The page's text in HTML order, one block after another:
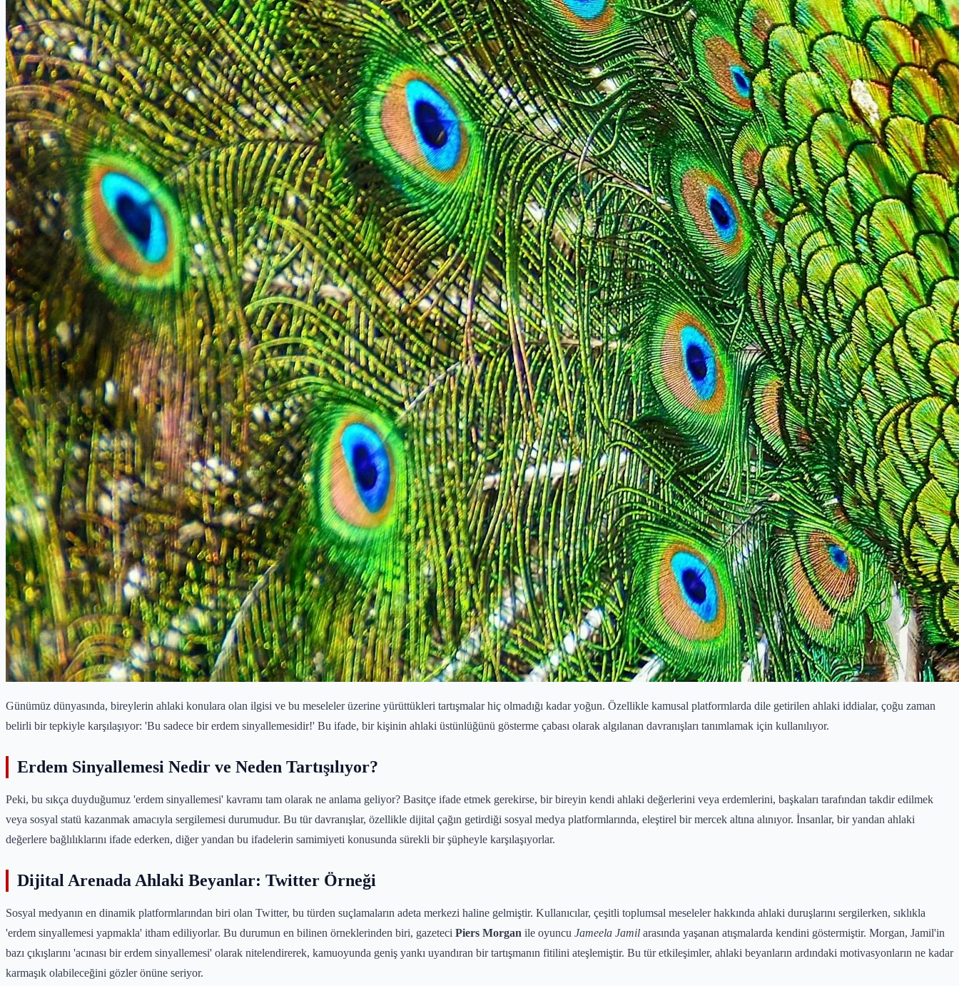
Günümüz dünyasında, bireylerin ahlaki konulara olan ilgisi ve bu meseleler üzerine yürüttükleri tartışmalar hiç olmadığı kadar yoğun. Özellikle kamusal platformlarda dile getirilen ahlaki iddialar, çoğu zaman
belirli bir tepkiyle karşılaşıyor: 'Bu sadece bir erdem sinyallemesidir!' Bu ifade, bir kişinin ahlaki üstünlüğünü gösterme çabası olarak algılanan davranışları tanımlamak için kullanılıyor.
Erdem Sinyallemesi Nedir ve Neden Tartışılıyor?
Peki, bu sıkça duyduğumuz 'erdem sinyallemesi' kavramı tam olarak ne anlama geliyor? Basitçe ifade etmek gerekirse, bir bireyin kendi ahlaki değerlerini veya erdemlerini, başkaları tarafından takdir edilmek
veya sosyal statü kazanmak amacıyla sergilemesi durumudur. Bu tür davranışlar, özellikle dijital çağın getirdiği sosyal medya platformlarında, eleştirel bir mercek altına alınıyor. İnsanlar, bir yandan ahlaki
değerlere bağlılıklarını ifade ederken, diğer yandan bu ifadelerin samimiyeti konusunda sürekli bir şüpheyle karşılaşıyorlar.
Dijital Arenada Ahlaki Beyanlar: Twitter Örneği
Sosyal medyanın en dinamik platformlarından biri olan Twitter, bu türden suçlamaların adeta merkezi haline gelmiştir. Kullanıcılar, çeşitli toplumsal meseleler hakkında ahlaki duruşlarını sergilerken, sıklıkla
'erdem sinyallemesi yapmakla' itham ediliyorlar. Bu durumun en bilinen örneklerinden biri, gazeteci Piers Morgan ile oyuncu Jameela Jamil arasında yaşanan atışmalarda kendini göstermiştir. Morgan, Jamil'in
bazı çıkışlarını 'acınası bir erdem sinyallemesi' olarak nitelendirerek, kamuoyunda geniş yankı uyandıran bir tartışmanın fitilini ateşlemiştir. Bu tür etkileşimler, ahlaki beyanların ardındaki motivasyonların ne kadar
karmaşık olabileceğini gözler önüne seriyor.